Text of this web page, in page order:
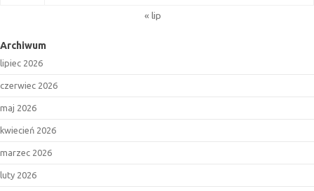
« lip
Archiwum
lipiec 2026
czerwiec 2026
maj 2026
kwiecień 2026
marzec 2026
luty 2026